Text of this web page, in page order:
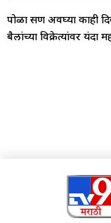
पोळा सण अवघ्या काही
बैलांच्या विक्रेत्यांवर यंदा